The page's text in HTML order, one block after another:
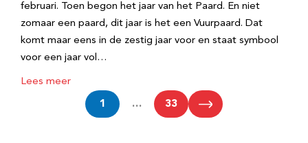
februari. Toen begon het jaar van het Paard. En niet
zomaar een paard, dit jaar is het een Vuurpaard. Dat
komt maar eens in de zestig jaar voor en staat symbool
voor een jaar vol…
Lees meer
1 … 33